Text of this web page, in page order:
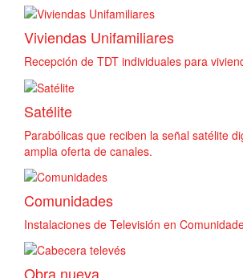
Viviendas Unifamiliares
Recepción de TDT individuales para
Satélite
Parabólicas que reciben la señal satélite
amplia oferta de canales.
Comunidades
Instalaciones de Televisión en
Obra nueva